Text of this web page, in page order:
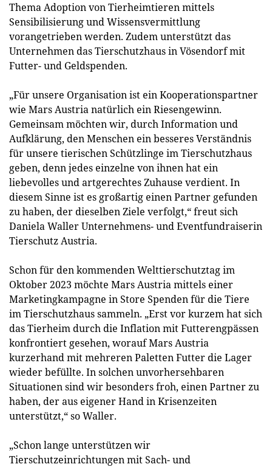
Thema Adoption von Tierheimtieren mittels
Sensibilisierung und Wissensvermittlung
vorangetrieben werden. Zudem unterstützt das
Unternehmen das Tierschutzhaus in Vösendorf mit
Futter- und Geldspenden.
„Für unsere Organisation ist ein Kooperationspartner
wie Mars Austria natürlich ein Riesengewinn.
Gemeinsam möchten wir, durch Information und
Aufklärung, den Menschen ein besseres Verständnis
für unsere tierischen Schützlinge im Tierschutzhaus
geben, denn jedes einzelne von ihnen hat ein
liebevolles und artgerechtes Zuhause verdient. In
diesem Sinne ist es großartig einen Partner gefunden
zu haben, der dieselben Ziele verfolgt,“ freut sich
Daniela Waller Unternehmens- und Eventfundraiserin
Tierschutz Austria.
Schon für den kommenden Welttierschutztag im
Oktober 2023 möchte Mars Austria mittels einer
Marketingkampagne in Store Spenden für die Tiere
im Tierschutzhaus sammeln. „Erst vor kurzem hat sich
das Tierheim durch die Inflation mit Futterengpässen
konfrontiert gesehen, worauf Mars Austria
kurzerhand mit mehreren Paletten Futter die Lager
wieder befüllte. In solchen unvorhersehbaren
Situationen sind wir besonders froh, einen Partner zu
haben, der aus eigener Hand in Krisenzeiten
unterstützt,“ so Waller.
„Schon lange unterstützen wir
Tierschutzeinrichtungen mit Sach- und